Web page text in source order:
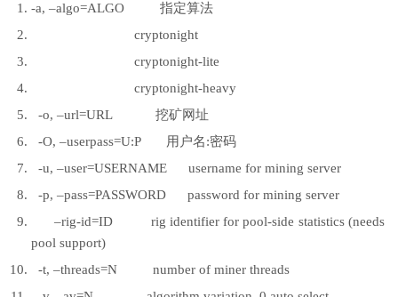
-a, –algo=ALGO 指定算法
cryptonight
cryptonight-lite
cryptonight-heavy
-o, –url=URL 挖矿网址
-O, –userpass=U:P 用户名:密码
-u, –user=USERNAME username for mining server
-p, –pass=PASSWORD password for mining server
–rig-id=ID rig identifier for pool-side statistics (needs
pool support)
-t, –threads=N number of miner threads